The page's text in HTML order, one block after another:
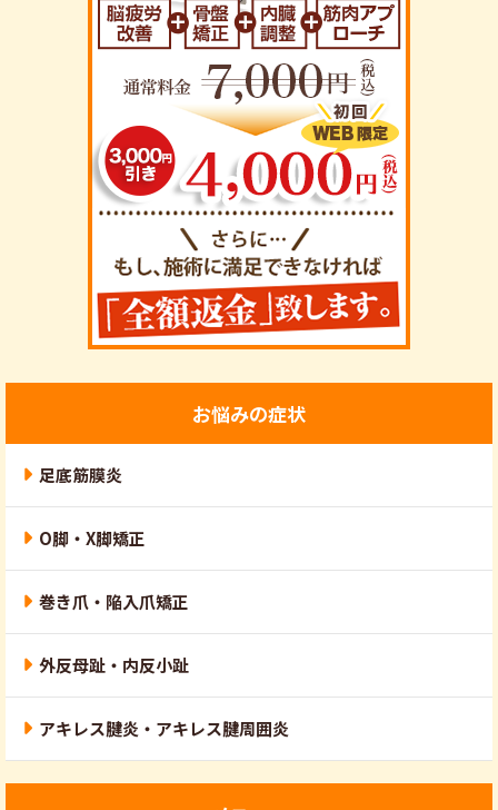
お悩みの症状
足底筋膜炎
O脚・X脚矯正
巻き爪・陥入爪矯正
外反母趾・内反小趾
アキレス腱炎・アキレス腱周囲炎